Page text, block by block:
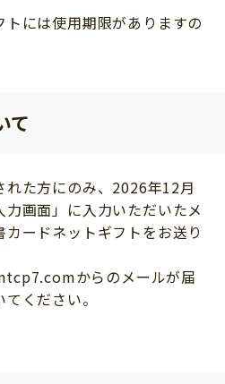
には使用期限がありますの
て
た方にのみ、2026年12月
画面」に入力いただいたメ
ードネットギフトをお送り
からのメールが届
ください。